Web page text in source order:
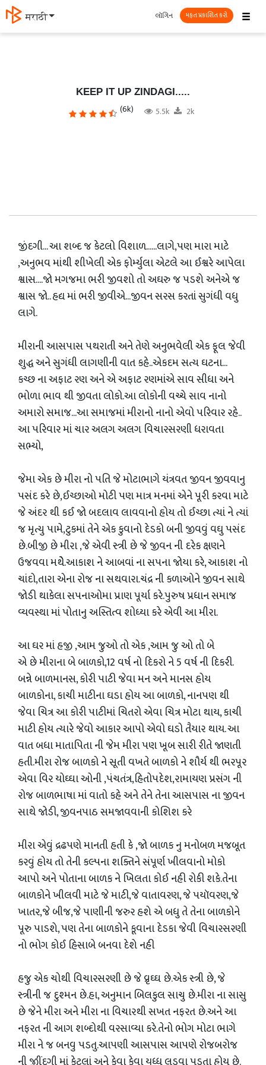
मराठी ☰
લૉગિન મફત પ્રકાશિત કરો
KEEP IT UP ZINDAGI.....
(6k) 5.5k 2k
જીંદગી... આ શબ્દ જ કેટલો વિશાળ......લાગે,પણ મારા માટે
,અનુભવ માંથી શીખેલી એક ફોર્મ્યુલા એટલે આ ઈશ્વરે આપેલા
શ્વાસ....જો મગજમા ભરી જીવશો તો અઘરુ જ પડશે અનેએ જ
શ્વાસ જો.. હદ્ય માં ભરી જીવીએ...જીવન સરસ કરતાં સુગંધી વધુ
લાગે.
મીરાની આસપાસ પથરાતી અને તેણે અનુભવેલી એક ફૂલ જેવી
શુદ્ધ અને સુગંધી લાગણીની વાત કહે..એકદમ સત્ય ઘટના...
કચ્છ ના અફાટ રણ અને એ અફાટ રણમાંએ સાવ સીધા અને
ભોળા ભાવ થી જીવતા લોકો.આ લોકોની વચ્ચે સાવ નાનો
અમારો સમાજ...આ સમાજમાં મીરાનો નાનો એવો પરિવાર રહે..
આ પરિવાર માં ચાર અલગ અલગ વિચારસરણી ધરાવતા
સભ્યો,
જેમા એક છે મીરા નો પતિ જે મોટાભાગે યંત્રવત જીવન જીવવાનુ
પસંદ કરે છે,ઈચ્છાઓ મોટી પણ માત્ર મનમાં એને પૂરી કરવા માટે
જે અંદર થી કઈ જો બદલાવ લાવવાનો હોય તો ઈચ્છા ત્યાં ને ત્યાં
જ મૃત્યુ પામે,ટુકમાં તેને એક કુવાનો દેડકો બની જીવવું વઘુ પસંદ
છે.બીજી છે મીરા ,જે એવી સ્ત્રી છે જે જીવન ની દરેક ક્ષણને
ઉજવવા મથેેે.આકાશ ને આબવાં ના સપના જોયા કરે, આકાશ નો
ચાંદો,તારા એના રોજ ના સથવારા.ચંદ્ર ની કળાઓને જીવન સાથે
જોડી થાકેલા સપનાઓમા પ્રાણ પૂર્યા કરે.પુરુષ પ્રધાન સમાજ
વ્યવસ્થા માં પોતાનુ અસ્તિત્વ શોધ્યા કરે એવી આ મીરા.
આ ઘર માં હજી ,આમ જુઓ તો એક ,આમ જુ ઓ તો બે
એ છે મીરાના બે બાળકો,12 વર્ષ નો દિકરો ને 5 વર્ષ ની દિકરી.
બન્ને બાળમાનસ, કોરી પાટી જેવા મન અને માનસ હોય
બાળકોના, કાચી માટીના ઘડા હોય આ બાળકો, નાનપણ થી
જેવા ચિત્ર આ કોરી પાટીમાં ચિતરો એવા ચિત્ર મોટા થાય, કાચી
માટી હોય ત્યારે જેવો આકાર આપો એવો ઘડો તૈયાર થાય. આ
વાત બધા માતાપિતા ની જેમ મીરા પણ ખૂબ સારી રીતે જાણતી
હતી.મીરા રોજ બાળકો ને સૂતી વખતે બાળકો ને શૌર્ય થી ભરપૂર
એવા વિર યોઘ્ઘા ઓની ,પંચતંત્ર,હિતોપદેશ,રામાયણ પ્રસંગ ની
રોજ બાળભાષા માં વાતો કહે અને તેને તેના આસપાસ ના જીવન
સાથે જોડી, જીવનપાઠ સમજાવવાની કોશિશ કરે
મીરા એવું દ્રઢપણે માનતી હતી કે ,જો બાળક નુ મનોબળ મજબૂત
કરવું હોય તો તેની કલ્પના શક્તિને સંપૂર્ણ ખીલવાનો મોકો
આપો અને પોતાના બાળક ને ખિલતા કોઈ નહી રોકી શકે.તેના
બાળકોને ખીલવી માટે જે માટી,જે વાતાવરણ, જે પયૉવરણ,જે
ખાતર,જે બીજ,જે પાણીની જરુર હશે એ બધુ તે તેના બાળકોને
પૂરુ પાડશે, પણ તેના બાળકોને કૂવાના દેડકા જેવી વિચારસરણી
નો ભોગ કોઈ હિસાબે બનવા દેશે નહી
હજુ એક ચોથી વિચારસરણી છે જે વ્રૃઘ્ઘ છે.એક સ્ત્રી છે, જે
સ્ત્રીની જ દુશ્મન છે.હા, અનુમાન બિલકુલ સાચુ છે.મીરા ના સાસુ
છે જેને મીરા અને મીરા ના વિચારથી સખત નફરત છે.અને આ
નફરત ની આગ શબ્દોથી વરસાવ્યા કરે.તેનો ભોગ મોટા ભાગે
મીરા ને જ બનવુ પડતુ.આપણી આસપાસ આપણે રોજબરોજ